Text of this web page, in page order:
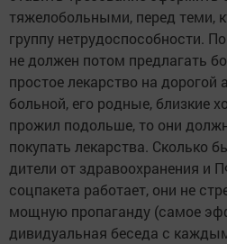
тяжелобольными, перед теми,
группу нетрудоспо­собности.
не должен по­том предлагать
простое лекар­ство на дорогой
больной, его родные, близкие
прожил подольше, то они
поку­пать лекарства. Сколько
дители от здравоохране­ния и
соцпакета работает, они не
мощную пропаганду (са­мое
дивидуальная беседа с